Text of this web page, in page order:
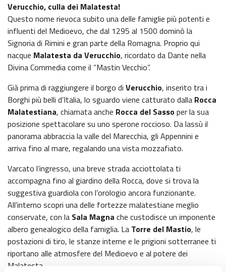
Verucchio, culla dei Malatesta!
Questo nome rievoca subito una delle famiglie più potenti e
influenti del Medioevo, che dal 1295 al 1500 dominò la
Signoria di Rimini e gran parte della Romagna. Proprio qui
nacque Malatesta da Verucchio, ricordato da Dante nella
Divina Commedia come il “Mastin Vecchio”.
Già prima di raggiungere il borgo di Verucchio, inserito tra i
Borghi più belli d’Italia, lo sguardo viene catturato dalla Rocca
Malatestiana, chiamata anche Rocca del Sassoper la sua
posizione spettacolare su uno sperone roccioso. Da lassù il
panorama abbraccia la valle del Marecchia, gli Appennini e
arriva fino al mare, regalando una vista mozzafiato.
Varcato l’ingresso, una breve strada acciottolata ti
accompagna fino al giardino della Rocca, dove si trova la
suggestiva guardiola con l’orologio ancora funzionante.
All’interno scopri una delle fortezze malatestiane meglio
conservate, con la Sala Magna che custodisce un imponente
albero genealogico della famiglia. La Torre del Mastio, le
postazioni di tiro, le stanze interne e le prigioni sotterranee ti
riportano alle atmosfere del Medioevo e al potere dei
Malatesta.